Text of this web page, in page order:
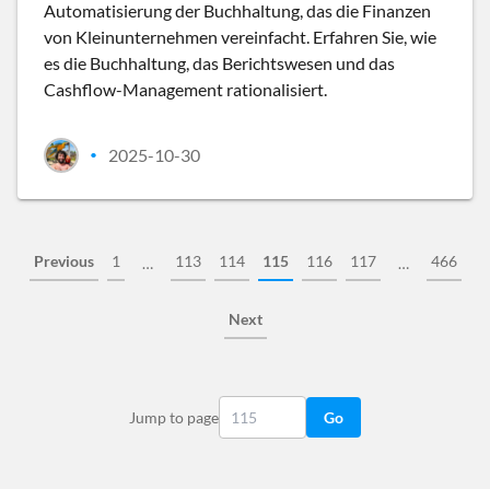
Automatisierung der Buchhaltung, das die Finanzen
von Kleinunternehmen vereinfacht. Erfahren Sie, wie
es die Buchhaltung, das Berichtswesen und das
Cashflow-Management rationalisiert.
• 2025-10-30
Previous 1 … 113 114 115 116 117 … 466
Next
Jump to page Go